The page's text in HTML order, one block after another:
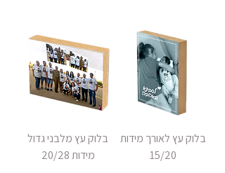
בלוק עץ לאורך מידות
15/20
בלוק עץ מלבני גדול
מידות 20/28